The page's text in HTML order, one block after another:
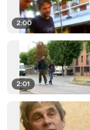
2:00
2:01